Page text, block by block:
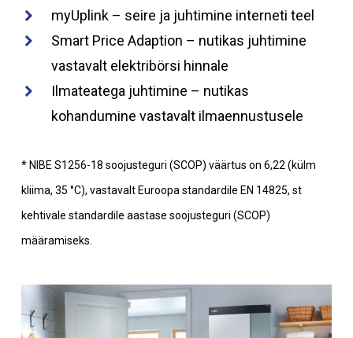
myUplink – seire ja juhtimine interneti teel
Smart Price Adaption – nutikas juhtimine
vastavalt elektribörsi hinnale
Ilmateatega juhtimine – nutikas
kohandumine vastavalt ilmaennustusele
* NIBE S1256-18 soojusteguri (SCOP) väärtus on 6,22 (külm
kliima, 35 °C), vastavalt Euroopa standardile EN 14825, st
kehtivale standardile aastase soojusteguri (SCOP)
määramiseks.
Play Video